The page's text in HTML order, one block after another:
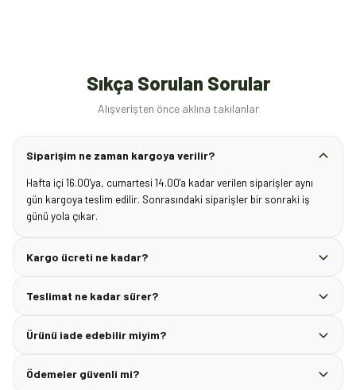
Sıkça Sorulan Sorular
Alışverişten önce aklına takılanlar
Siparişim ne zaman kargoya verilir?
Hafta içi 16.00'ya, cumartesi 14.00'a kadar verilen siparişler aynı
gün kargoya teslim edilir. Sonrasındaki siparişler bir sonraki iş
günü yola çıkar.
Kargo ücreti ne kadar?
Teslimat ne kadar sürer?
Ürünü iade edebilir miyim?
Ödemeler güvenli mi?